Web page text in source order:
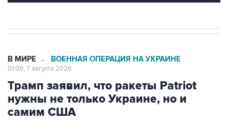
В МИРЕ → ВОЕННАЯ ОПЕРАЦИЯ НА УКРАИНЕ
01:09, 7 августа 2026
Трамп заявил, что ракеты Patriot
нужны не только Украине, но и
самим США